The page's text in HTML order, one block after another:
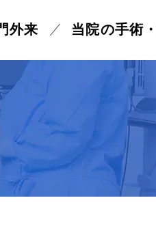
外来 当院の手術
瞼下垂症手術